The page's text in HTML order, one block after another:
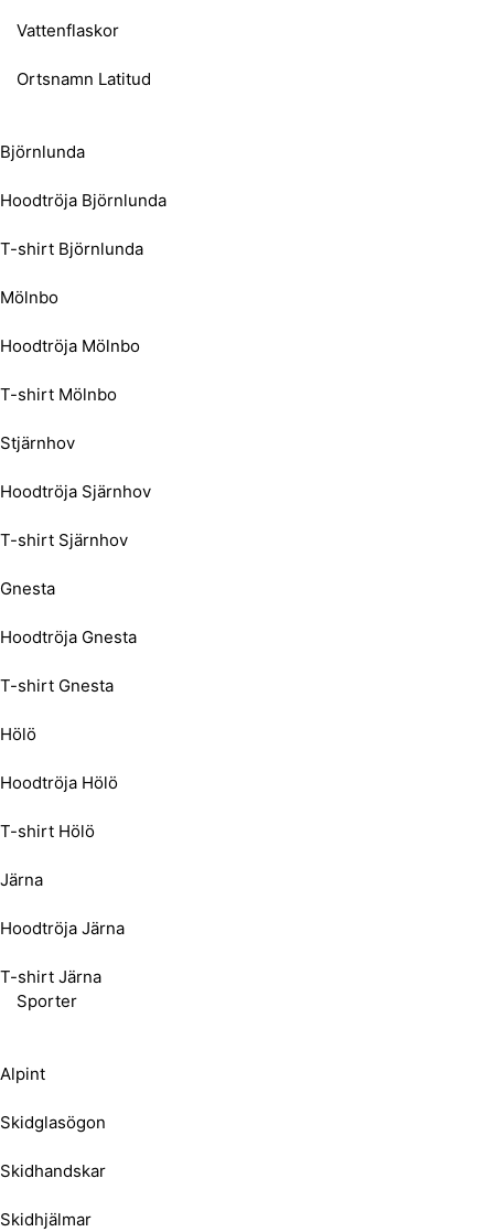
Vattenflaskor
Ortsnamn Latitud
Björnlunda
Hoodtröja Björnlunda
T-shirt Björnlunda
Mölnbo
Hoodtröja Mölnbo
T-shirt Mölnbo
Stjärnhov
Hoodtröja Sjärnhov
T-shirt Sjärnhov
Gnesta
Hoodtröja Gnesta
T-shirt Gnesta
Hölö
Hoodtröja Hölö
T-shirt Hölö
Järna
Hoodtröja Järna
T-shirt Järna
Sporter
Alpint
Skidglasögon
Skidhandskar
Skidhjälmar